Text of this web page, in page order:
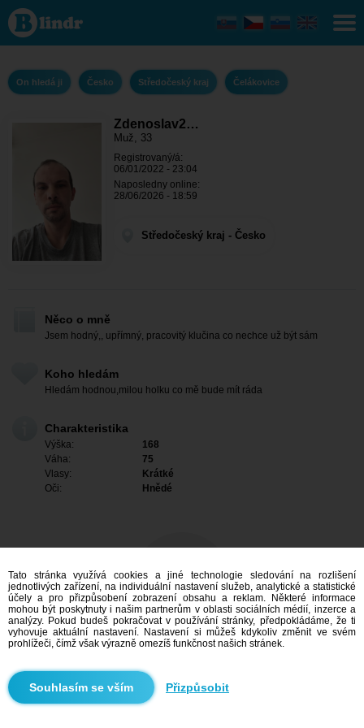
Zdenoslav23
- On hledá ji
Středočeský
kraj -
On hledá ji Česko Středočeský kraj Čelákovice
Zdenoslav2…
Muž, 33
Registrovaný/á:
06/01/2022 - 23:04
Naposledny online:
28/06/2026 - 18:59
Středočeský kraj - Česko
Něco o mně
Jsem hodný,, upřímný, pracovitý klučina co nechce už být sám
Koho hledám
Hledám hodnou,milou holku co mě bude mít ráda
Charakteristika
Výška:
168
Váha:
75
Vlasy:
Krátké
Oči:
Hnědé
Mám zájem
Vyhledávání
Tato stránka využívá cookies a jiné technologie sledování na rozlišení
jednotlivých zařízení, na individuální nastavení služeb, analytické a statistické
účely a pro přizpůsobení zobrazení obsahu a reklam. Některé informace
mohou být poskytnuty i našim partnerům v oblasti sociálních médií, inzerce a
analýzy. Pokud budeš pokračovat v používání stránky, předpokládáme, že ti
vyhovuje aktuální nastavení. Nastavení si můžeš kdykoliv změnit ve svém
prohlížeči, čímž však výrazně omezíš funkčnost našich stránek.
Přizpůsobit